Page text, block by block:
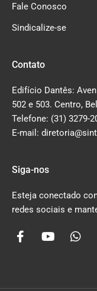
Fale Conosco
Sindicalize-se
Contato
Edifício Dantês:
502 e 503. Centro,
Telefone: (31) 3279-
E-mail:
Siga-nos
Esteja conectado
redes sociais e